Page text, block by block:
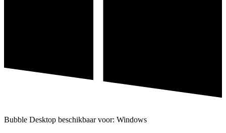
Bubble Desktop beschikbaar voor: Windows